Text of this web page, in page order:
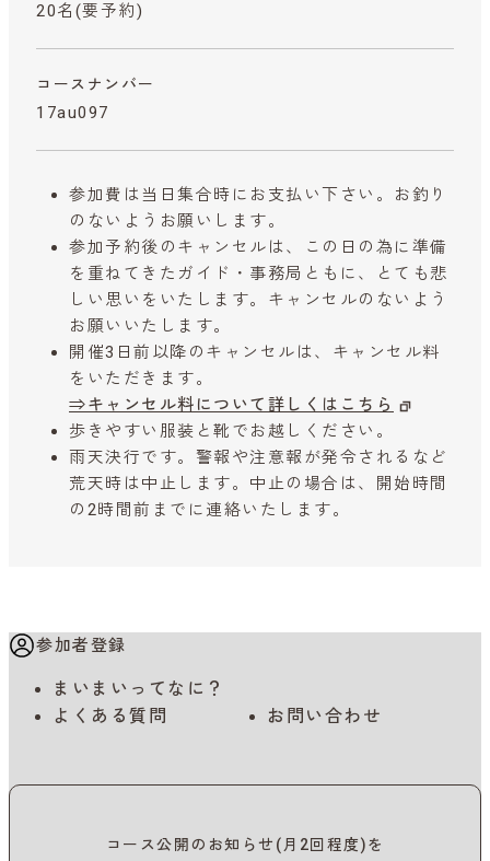
20名(要予約)
コースナンバー
17au097
参加費は当日集合時にお支払い下さい。お釣り
のないようお願いします。
参加予約後のキャンセルは、この日の為に準備
を重ねてきたガイド・事務局ともに、とても悲
しい思いをいたします。キャンセルのないよう
お願いいたします。
開催3日前以降のキャンセルは、キャンセル料
をいただきます。
⇒キャンセル料について詳しくはこちら
歩きやすい服装と靴でお越しください。
雨天決行です。警報や注意報が発令されるなど
荒天時は中止します。中止の場合は、開始時間
の2時間前までに連絡いたします。
参加者登録
まいまいってなに？
よくある質問
お問い合わせ
コース公開のお知らせ(月2回程度)を